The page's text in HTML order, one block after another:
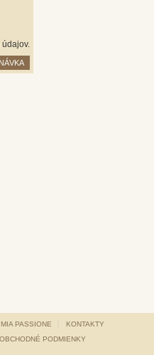
PASSIONE
KONTAKTY
OBCHODNÉ PODMIENKY